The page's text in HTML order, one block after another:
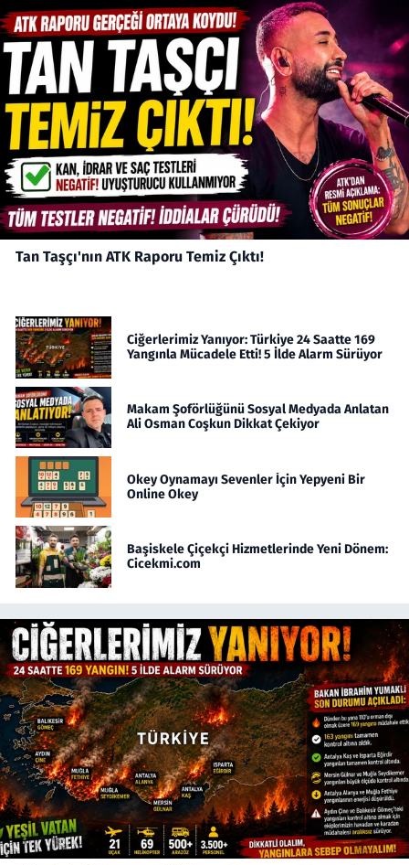
Tan Taşçı'nın ATK Raporu Temiz Çıktı!
Ciğerlerimiz Yanıyor: Türkiye 24 Saatte 169
Yangınla Mücadele Etti! 5 İlde Alarm Sürüyor
Makam Şoförlüğünü Sosyal Medyada Anlatan
Ali Osman Coşkun Dikkat Çekiyor
Okey Oynamayı Sevenler İçin Yepyeni Bir
Online Okey
Başiskele Çiçekçi Hizmetlerinde Yeni Dönem:
Cicekmi.com